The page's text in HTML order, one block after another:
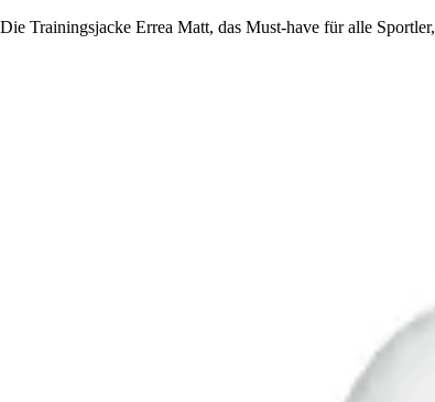
Die Trainingsjacke Errea Matt, das Must-have für alle